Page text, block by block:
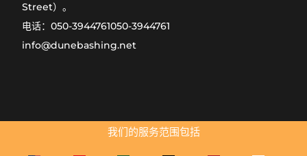
Street）。
电话：050-3944761050-3944761
info@dunebashing.net
我们的服务范围包括